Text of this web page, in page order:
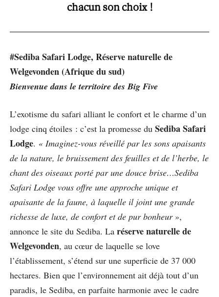
chacun son choix !
#Sediba Safari Lodge, Réserve naturelle de
Welgevonden (Afrique du sud)
Bienvenue dans le territoire des Big Five
L’exotisme du safari alliant le confort et le charme d’un
lodge cinq étoiles : c’est la promesse du Sediba Safari
Lodge. « Imaginez-vous réveillé par les sons apaisants
de la nature, le bruissement des feuilles et de l’herbe, le
chant des oiseaux porté par une douce brise…Sediba
Safari Lodge vous offre une approche unique et
apaisante de la faune, à laquelle il joint une grande
richesse de luxe, de confort et de pur bonheur »,
annonce le site du Sediba. La réserve naturelle de
Welgevonden, au cœur de laquelle se love
l’établissement, s’étend sur une superficie de 37 000
hectares. Bien que l’environnement ait déjà tout d’un
paradis, le Sediba, en parfaite harmonie avec le cadre